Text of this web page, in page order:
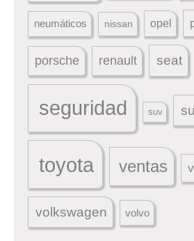
neumáticos nissan opel
porsche renault seat
seguridad suv
toyota ventas
volkswagen volvo